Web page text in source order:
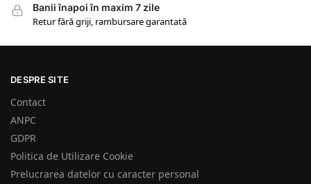
Banii înapoi în maxim 7 zile
Retur fără griji, rambursare garantată
DESPRE SITE
Contact
ANPC
GDPR
Politica de Utilizare Cookie
Prelucrarea datelor cu caracter personal